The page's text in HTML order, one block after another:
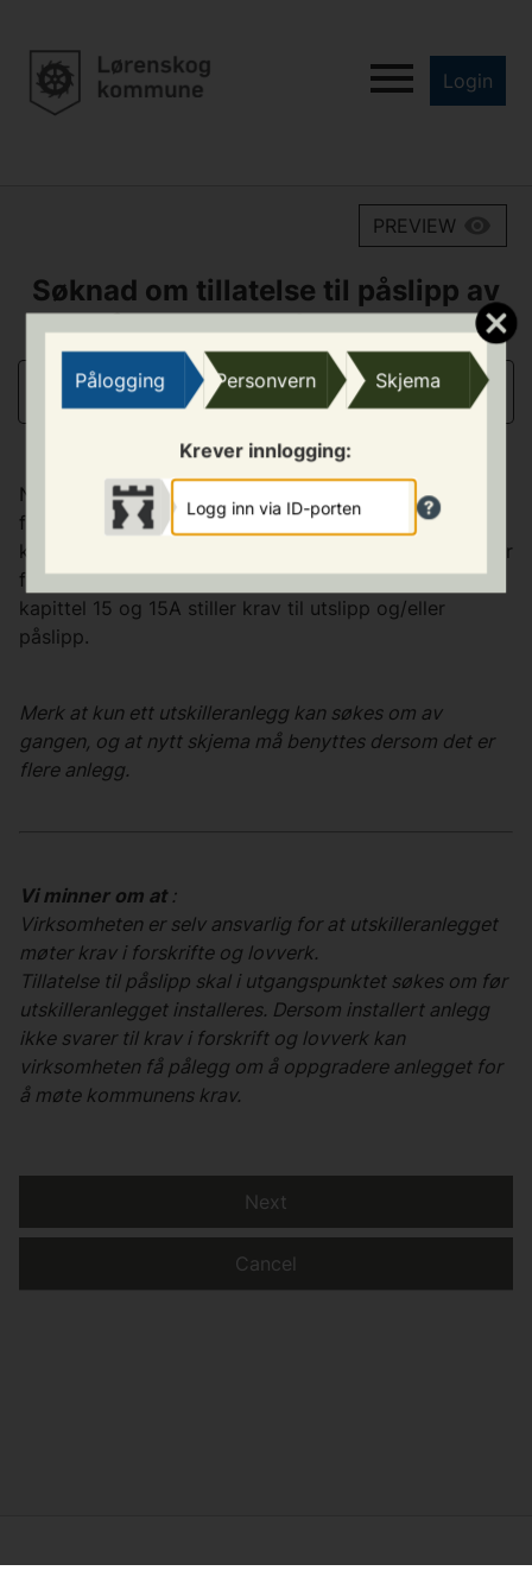
Pålogging Personvern Skjema
Krever innlogging:
Logg inn via ID-porten
Login
PREVIEW
Søknad om tillatelse til påslipp av
forurenset avløpsvann
INNLEDENDE INFORMASJON
Næringsvirksomheter som har annen type avløp enn
fra toalett skal søke om tillatelse til påslipp på
kommunalt nett. Kommunens forskrift om olje- og/eller
fettholdig avløpsvann og Forurensningsforskriften
kapittel 15 og 15A stiller krav til utslipp og/eller
påslipp.
Merk at kun ett utskilleranlegg kan søkes om av
gangen, og at nytt skjema må benyttes dersom det er
flere anlegg.
Vi minner om at:
Virksomheten er selv ansvarlig for at utskilleranlegget
møter krav i forskrifte og lovverk.
Tillatelse til påslipp skal i utgangspunktet søkes om før
utskilleranlegget installeres. Dersom installert anlegg
ikke svarer til krav i forskrift og lovverk kan
virksomheten få pålegg om å oppgradere anlegget for
å møte kommunens krav.
Cancel
Next